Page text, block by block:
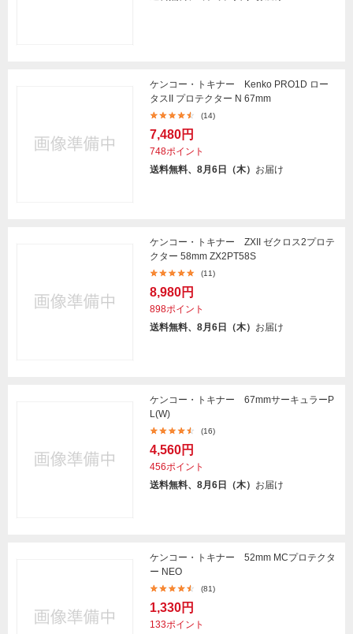
ケンコー・トキナー Kenko PRO1D ロー
タスII プロテクター N 67mm
(14)
7,480円
748ポイント
送料無料、8月6日（木） お届け
ケンコー・トキナー ZXII ゼクロス2プロテ
クター 58mm ZX2PT58S
(11)
8,980円
898ポイント
送料無料、8月6日（木） お届け
ケンコー・トキナー 67mmサーキュラーP
L(W)
(16)
4,560円
456ポイント
送料無料、8月6日（木） お届け
ケンコー・トキナー 52mm MCプロテクタ
ー NEO
(81)
1,330円
133ポイント